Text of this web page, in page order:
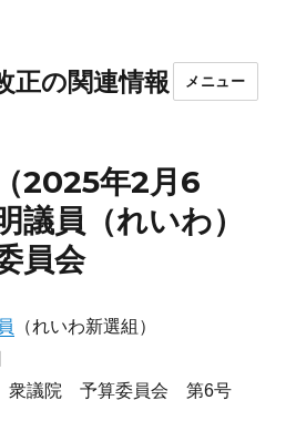
正の関連情報 メニュー
2025年2月6
議員（れいわ）
員会
（れいわ新選組）
衆議院 予算委員会 第6号